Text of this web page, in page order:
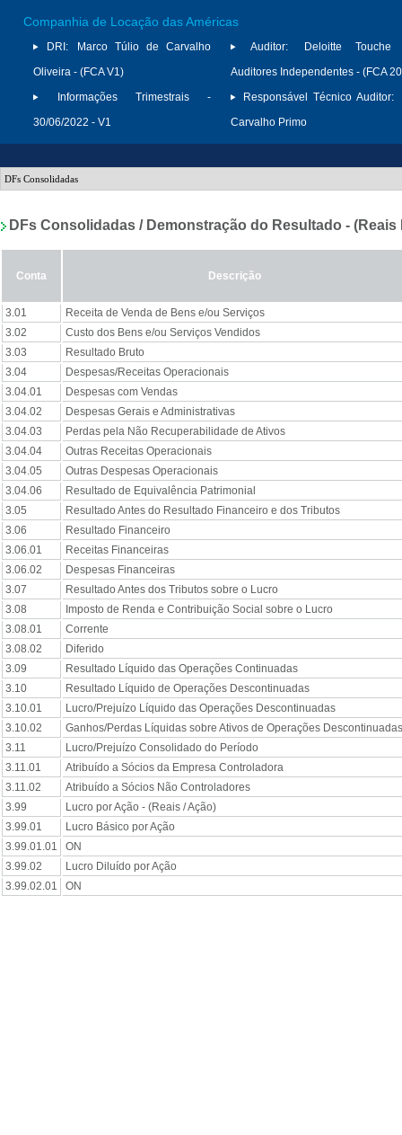
Companhia de Locação das Américas
DRI:
Marco Túlio de Carvalho
Oliveira - (FCA V1)
Informações Trimestrais -
30/06/2022 - V1
Auditor:
Deloitte Touche
Auditores Independentes - (FCA
Responsável Técnico Auditor:
Carvalho Primo